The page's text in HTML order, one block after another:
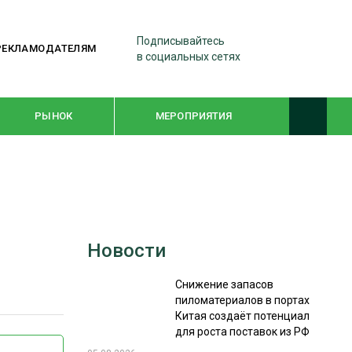
Подписывайтесь
в социальных сетях
РЫНОК МЕРОПРИЯТИЯ
WOODEX-2021
СУШКА ДРЕВЕСИНЫ
Новости
Снижение запасов
пиломатериалов в портах
Китая создаёт потенциал
для роста поставок из РФ